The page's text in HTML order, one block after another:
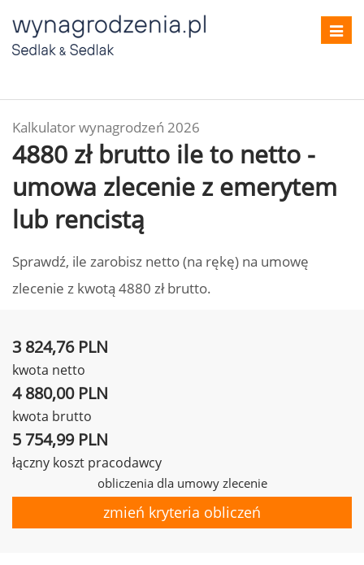
Kalkulator wynagrodzeń 2026
4880 zł brutto ile to netto -
umowa zlecenie z emerytem
lub rencistą
Sprawdź, ile zarobisz netto (na rękę) na umowę
zlecenie z kwotą 4880 zł brutto.
3 824,76 PLN
kwota netto
4 880,00 PLN
kwota brutto
5 754,99 PLN
łączny koszt pracodawcy
obliczenia dla umowy zlecenie
zmień kryteria obliczeń